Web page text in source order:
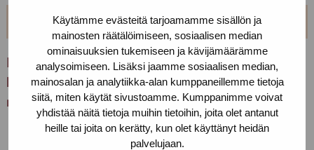
Käytämme evästeitä tarjoamamme sisällön ja
mainosten räätälöimiseen, sosiaalisen median
ominaisuuksien tukemiseen ja kävijämäärämme
analysoimiseen. Lisäksi jaamme sosiaalisen median,
mainosalan ja analytiikka-alan kumppaneillemme tietoja
siitä, miten käytät sivustoamme. Kumppanimme voivat
yhdistää näitä tietoja muihin tietoihin, joita olet antanut
heille tai joita on kerätty, kun olet käyttänyt heidän
palvelujaan.
SIDOSRYHMÄYHTEISTYÖ
SIIRTOLAISUUS
Rikoksen uhrien yhdenvertaisuus yhä
kynnyksen takana – lue Majakka-hankkeen
raportti!